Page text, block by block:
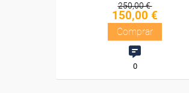
250,00 €
150,00 €
Comprar
0